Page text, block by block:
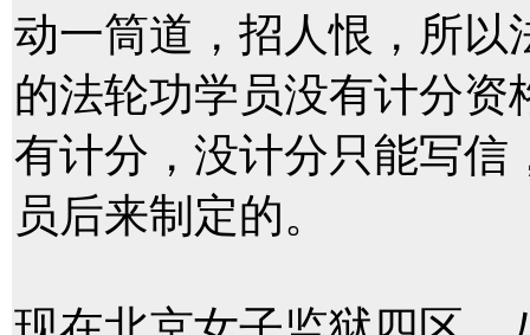
动一筒道，招人恨，所
的法轮功学员没有计分
有计分，没计分只能写
员后来制定的。